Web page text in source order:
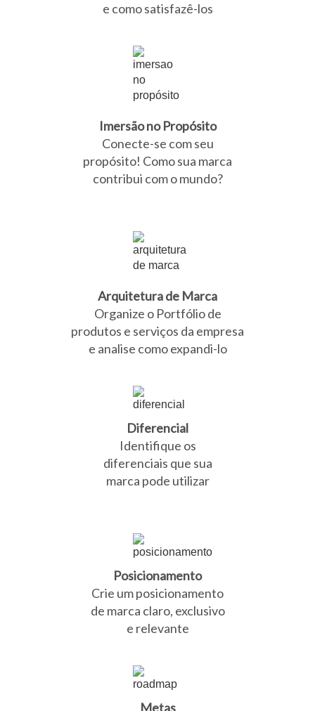
e como satisfazê-los
Imersão no Propósito
Conecte-se com seu
propósito! Como sua marca
contribui com o mundo?
Arquitetura de Marca
Organize o Portfólio de
produtos e serviços da empresa
e analise como expandi-lo
Diferencial
Identifique os
diferenciais que sua
marca pode utilizar
Posicionamento
Crie um posicionamento
de marca claro, exclusivo
e relevante
Metas